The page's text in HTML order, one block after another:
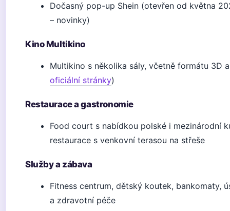
Dočasný pop-up Shein (otevřen od května
– novinky)
Kino Multikino
Multikino s několika sály, včetně formátu 3D
oficiální stránky)
Restaurace a gastronomie
Food court s nabídkou polské i mezinárodní
restaurace s venkovní terasou na střeše
Služby a zábava
Fitness centrum, dětský koutek, bankomaty,
a zdravotní péče